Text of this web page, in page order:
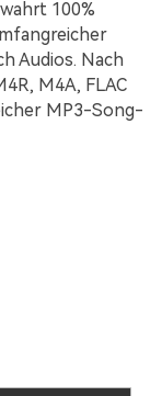
100%
Audios. Nach
M4A, FLAC
MP3-Song-